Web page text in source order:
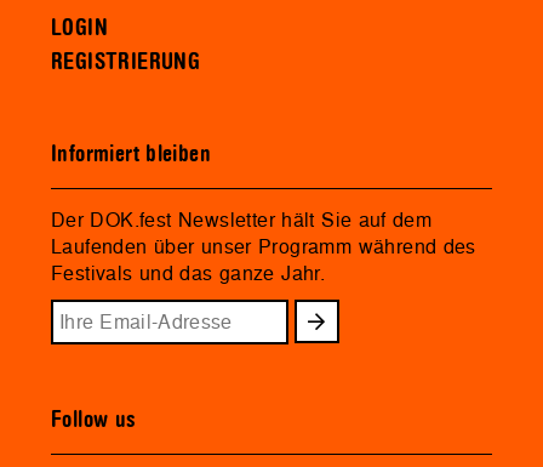
LOGIN
REGISTRIERUNG
Informiert bleiben
Der DOK.fest Newsletter hält Sie auf dem
Laufenden über unser Programm während des
Festivals und das ganze Jahr.
Follow us